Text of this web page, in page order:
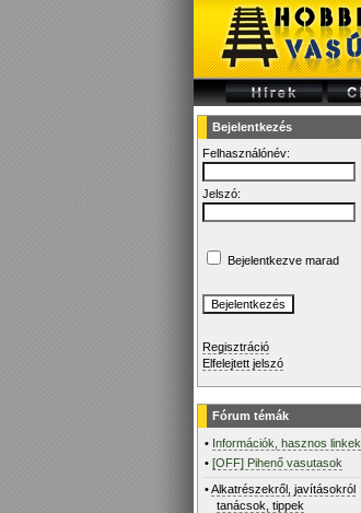
Bejelentkezés
Felhasználónév:
Jelszó:
Bejelentkezve marad
Regisztráció
Elfelejtett jelszó
Fórum témák
• Információk, hasznos linkek
•[OFF] Pihenő vasutasok
•Alkatrészekről, javításokról
tanácsok, tippek